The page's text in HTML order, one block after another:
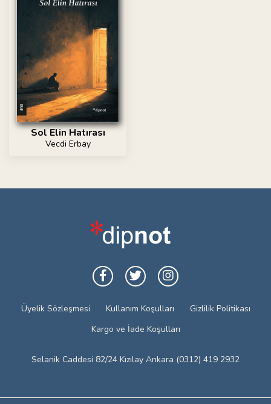
Sol Elin Hatırası
Vecdi Erbay
Üyelik Sözleşmesi Kullanım Koşulları
Gizlilik Politikası
Kargo ve İade Koşulları
Selanik Caddesi 82/24 Kızılay Ankara (0312) 419 2932